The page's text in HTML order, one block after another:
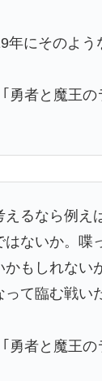
年にそのよ
勇者と魔王
えるなら例え
はないか。喋
かもしれない
って臨む戦い
勇者と魔王